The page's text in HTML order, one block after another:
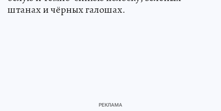
штанах и чёрных галошах.